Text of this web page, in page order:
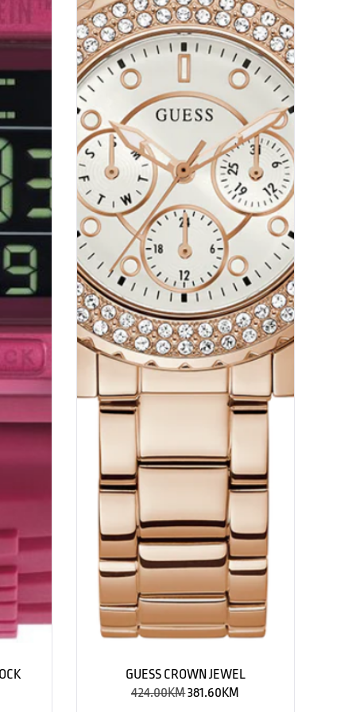
GUESS CROWN JEWEL
424.00KM381.60KM